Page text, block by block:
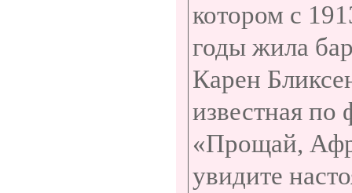
котором с
годы жила
Карен
известная по
«Прощай,
увидите